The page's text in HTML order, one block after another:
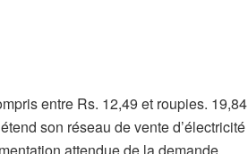
entre Rs. 12,49 et roupies. 19,84
son réseau de vente d’électricité
attendue de la demande.